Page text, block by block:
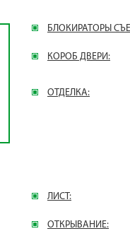
БЛОКИРАТОРЫ
КОРОБ ДВЕРИ:
ОТДЕЛКА:
ЛИСТ:
ОТКРЫВАНИЕ: